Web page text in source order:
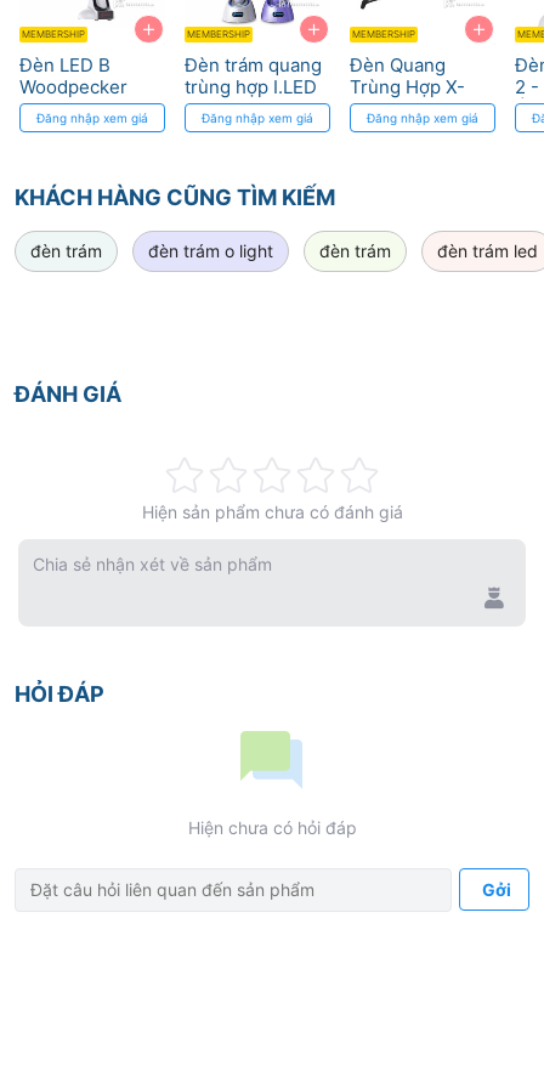
+
MEMBERSHIP
Đèn LED B
Woodpecker
Quang Trùng
Hợp - Độ Bền
Đăng nhập xem giá
+
MEMBERSHIP
Đèn trám quang
trùng hợp I.LED
Woodpecker
chính hãng
Đăng nhập xem giá
+
MEMBERSHIP
Đèn Quang
Trùng Hợp X-
Cure
Woodpecker -
Đăng nhập xem giá
2 -
KHÁCH HÀNG CŨNG TÌM KIẾM
đèn trám đèn trám o light đèn trám đèn trám led
ĐÁNH GIÁ
0%
Hiện sản phẩm chưa có đánh giá
Chia sẻ nhận xét về sản phẩm
HỎI ĐÁP
Hiện chưa có hỏi đáp
Gởi